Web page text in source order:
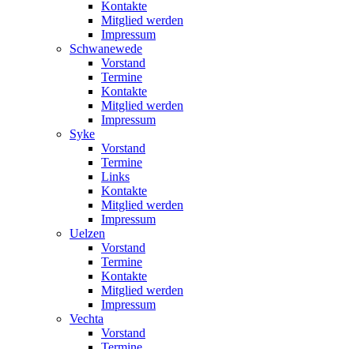
Kontakte
Mitglied werden
Impressum
Schwanewede
Vorstand
Termine
Kontakte
Mitglied werden
Impressum
Syke
Vorstand
Termine
Links
Kontakte
Mitglied werden
Impressum
Uelzen
Vorstand
Termine
Kontakte
Mitglied werden
Impressum
Vechta
Vorstand